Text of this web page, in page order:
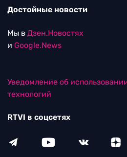
Достойные новости
Мы в Дзен.Новостях
и Google.News
Уведомление об
технологий
RTVI в соцсетях